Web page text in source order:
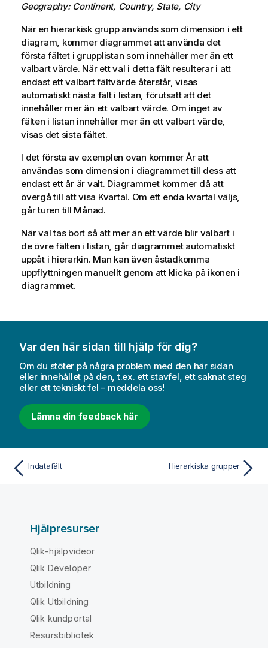
Geography: Continent, Country, State, City
När en hierarkisk grupp används som dimension i ett
diagram, kommer diagrammet att använda det
första fältet i grupplistan som innehåller mer än ett
valbart värde. När ett val i detta fält resulterar i att
endast ett valbart fältvärde återstår, visas
automatiskt nästa fält i listan, förutsatt att det
innehåller mer än ett valbart värde. Om inget av
fälten i listan innehåller mer än ett valbart värde,
visas det sista fältet.
I det första av exemplen ovan kommer År att
användas som dimension i diagrammet till dess att
endast ett år är valt. Diagrammet kommer då att
övergå till att visa Kvartal. Om ett enda kvartal väljs,
går turen till Månad.
När val tas bort så att mer än ett värde blir valbart i
de övre fälten i listan, går diagrammet automatiskt
uppåt i hierarkin. Man kan även åstadkomma
uppflyttningen manuellt genom att klicka på ikonen i
diagrammet.
Var den här sidan till hjälp för dig?
Om du stöter på några problem med den här sidan
eller innehållet på den, t.ex. ett stavfel, ett saknat steg
eller ett tekniskt fel – meddela oss!
Lämna din feedback här
Indatafält Hierarkiska grupper
Hjälpresurser
Qlik-hjälpvideor
Qlik Developer
Utbildning
Qlik Utbildning
Qlik kundportal
Resursbibliotek